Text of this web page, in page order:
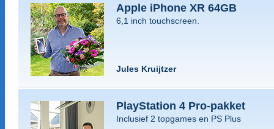
Apple iPhone XR 64GB
6,1 inch touchscreen.
Jules Kruijtzer
PlayStation 4 Pro-pakket
Inclusief 2 topgames en PS Plus